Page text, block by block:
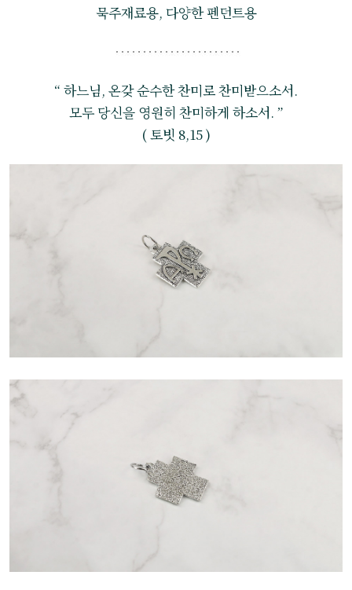
묵주재료용, 다양한 펜던트용
“ 하느님, 온갖 순수한 찬미로 찬미받으소서.
모두 당신을 영원히 찬미하게 하소서. ”
( 토빗 8,15 )